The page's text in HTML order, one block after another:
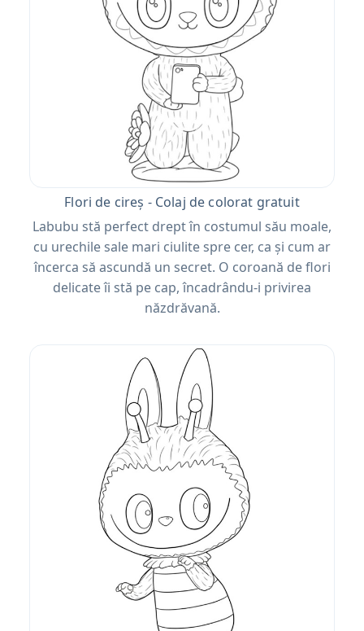
Flori de cireș - Colaj de colorat gratuit
Labubu stă perfect drept în costumul său moale,
cu urechile sale mari ciulite spre cer, ca și cum ar
încerca să ascundă un secret. O coroană de flori
delicate îi stă pe cap, încadrându-i privirea
năzdrăvană.